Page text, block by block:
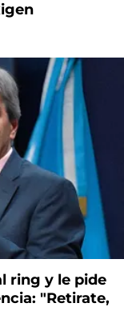
ring y le pide
"Retirate,